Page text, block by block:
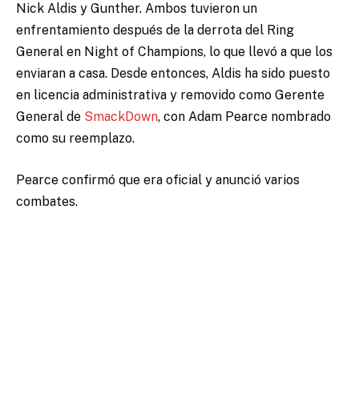
Nick Aldis y Gunther. Ambos tuvieron un
enfrentamiento después de la derrota del Ring
General en Night of Champions, lo que llevó a que los
enviaran a casa. Desde entonces, Aldis ha sido puesto
en licencia administrativa y removido como Gerente
General de SmackDown, con Adam Pearce nombrado
como su reemplazo.
Pearce confirmó que era oficial y anunció varios
combates.